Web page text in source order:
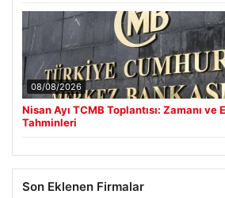
08/08/2026
Nisan Ayı TCMB Toplantısı: Zamanı
Tahminleri
Son Eklenen Firmalar